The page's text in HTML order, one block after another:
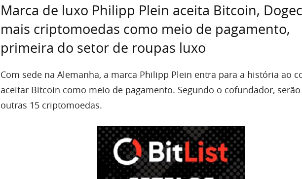
Marca de luxo Philipp Plein aceita Bitcoin,
mais criptomoedas como meio de pagamento,
primeira do setor de roupas luxo
Com sede na Alemanha, a marca Philipp Plein entra para a história ao
aceitar Bitcoin como meio de pagamento. Segundo o cofundador, serão
outras 15 criptomoedas.